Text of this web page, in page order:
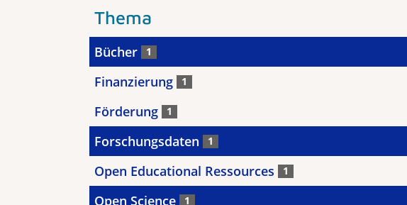
Thema
Bücher 1
Finanzierung 1
Förderung 1
Forschungsdaten 1
Open Educational Ressources 1
Open Science 1